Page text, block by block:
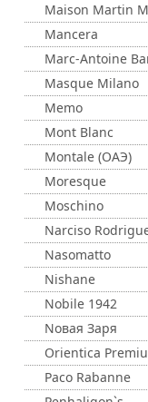
Maison Martin
Mancera
Marc-Antoine
Masque Milano
Memo
Mont Blanc
Montale (ОАЭ)
Moresque
Moschino
Narciso
Nasomatto
Nishane
Nobile 1942
Nовая Заря
Orientica
Paco Rabanne